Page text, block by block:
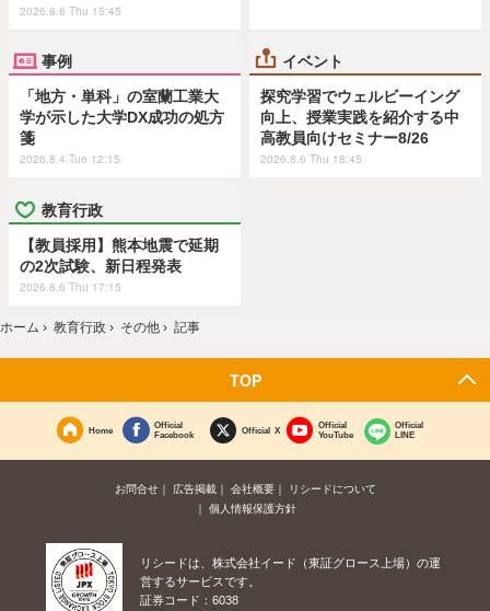
2026.8.6 Thu 15:45
事例
「地方・単科」の室蘭工業大
学が示した大学DX成功の処方
箋
2026.8.4 Tue 12:15
イベント
探究学習でウェルビーイング
向上、授業実践を紹介する中
高教員向けセミナー8/26
2026.8.6 Thu 18:45
教育行政
【教員採用】熊本地震で延期
の2次試験、新日程発表
2026.8.6 Thu 17:15
ホーム › 教育行政 › その他 › 記事
TOP
Home
Official
Facebook
Official X
Official
YouTube
Official
LINE
お問合せ 広告掲載 会社概要
リシードについて
個人情報保護方針
リシードは、株式会社イード（東証グロース上場）の運
営するサービスです。
証券コード：6038